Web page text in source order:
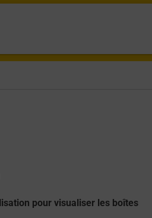
pour visualiser les boîtes